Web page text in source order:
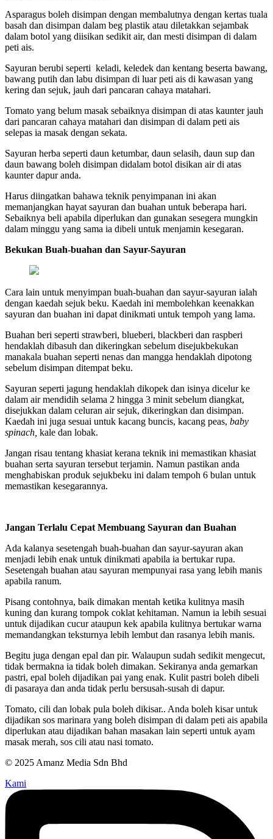
Asparagus boleh disimpan dengan membalutnya dengan kertas tuala
basah dan disimpan dalam beg plastik atau diletakkan sejambak
dalam botol yang diisikan sedikit air, dan mesti disimpan di dalam
peti ais.
Sayuran berubi seperti keladi, keledek dan kentang beserta bawang,
bawang putih dan labu disimpan di luar peti ais di kawasan yang
kering dan sejuk, jauh dari pancaran cahaya matahari.
Tomato yang belum masak sebaiknya disimpan di atas kaunter jauh
dari pancaran cahaya matahari dan disimpan di dalam peti ais
selepas ia masak dengan sekata.
Sayuran herba seperti daun ketumbar, daun selasih, daun sup dan
daun bawang boleh disimpan didalam botol disikan air di atas
kaunter dapur anda.
Harus diingatkan bahawa teknik penyimpanan ini akan
memanjangkan hayat sayuran dan buahan untuk beberapa hari.
Sebaiknya beli apabila diperlukan dan gunakan sesegera mungkin
dalam minggu yang sama ia dibeli untuk menjamin kesegaran.
Bekukan Buah-buahan dan Sayur-Sayuran
Cara lain untuk menyimpan buah-buahan dan sayur-sayuran ialah
dengan kaedah sejuk beku. Kaedah ini membolehkan keenakkan
sayuran dan buahan ini dapat dinikmati untuk tempoh yang lama.
Buahan beri seperti strawberi, blueberi, blackberi dan raspberi
hendaklah dibasuh dan dikeringkan sebelum disejukbekukan
manakala buahan seperti nenas dan mangga hendaklah dipotong
sebelum disimpan ditempat beku.
Sayuran seperti jagung hendaklah dikopek dan isinya dicelur ke
dalam air mendidih selama 2 hingga 3 minit sebelum diangkat,
disejukkan dalam celuran air sejuk, dikeringkan dan disimpan.
Kaedah ini juga sesuai untuk kacang buncis, kacang peas, baby
spinach, kale dan lobak.
Jangan risau tentang khasiat kerana teknik ini memastikan khasiat
buahan serta sayuran tersebut terjamin. Namun pastikan anda
menghabiskan produk sejukbeku ini dalam tempoh 6 bulan untuk
memastikan kesegarannya.
Jangan Terlalu Cepat Membuang Sayuran dan Buahan
Ada kalanya sesetengah buah-buahan dan sayur-sayuran akan
menjadi lebih enak untuk dinikmati apabila ia bertukar rupa.
Sesetengah buahan atau sayuran mempunyai rasa yang lebih manis
apabila ranum.
Pisang contohnya, baik dimakan mentah ketika kulitnya masih
kuning dan kurang tompok coklat kehitaman. Namun ia lebih sesuai
untuk dijadikan cucur ataupun kek apabila kulitnya bertukar warna
memandangkan teksturnya lebih lembut dan rasanya lebih manis.
Begitu juga dengan epal dan pir. Walaupun sudah sedikit mengecut,
tidak bermakna ia tidak boleh dimakan. Sekiranya anda gemarkan
pastri, epal boleh dijadikan pai yang enak. Kulit pastri boleh dibeli
di pasaraya dan anda tidak perlu bersusah-susah di dapur.
Tomato, cili dan lobak pula boleh dikisar.. Anda boleh kisar untuk
dijadikan sos marinara yang boleh disimpan di dalam peti ais apabila
diperlukan atau dijadikan bahan masakan lain seperti untuk ayam
masak merah, sos cili atau nasi tomato.
© 2025 Amanz Media Sdn Bhd
Kami